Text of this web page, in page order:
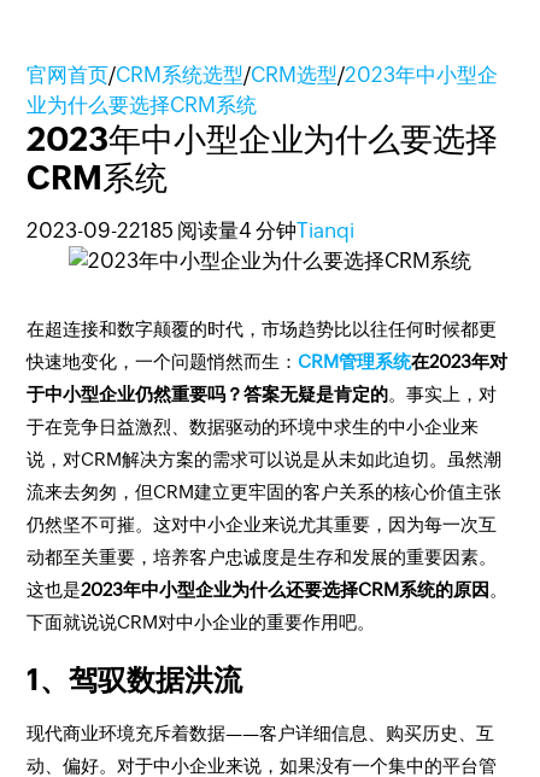
官网首页/CRM系统选型/CRM选型/2023年中小型企
业为什么要选择CRM系统
2023年中小型企业为什么要选择
CRM系统
2023-09-22185 阅读量4 分钟Tianqi
在超连接和数字颠覆的时代，市场趋势比以往任何时候都更
快速地变化，一个问题悄然而生：CRM管理系统在2023年对
于中小型企业仍然重要吗？答案无疑是肯定的。事实上，对
于在竞争日益激烈、数据驱动的环境中求生的中小企业来
说，对CRM解决方案的需求可以说是从未如此迫切。虽然潮
流来去匆匆，但CRM建立更牢固的客户关系的核心价值主张
仍然坚不可摧。这对中小企业来说尤其重要，因为每一次互
动都至关重要，培养客户忠诚度是生存和发展的重要因素。
这也是2023年中小型企业为什么还要选择CRM系统的原因 。
下面就说说CRM对中小企业的重要作用吧。
1、驾驭数据洪流
现代商业环境充斥着数据——客户详细信息、购买历史、互
动、偏好。对于中小企业来说，如果没有一个集中的平台管